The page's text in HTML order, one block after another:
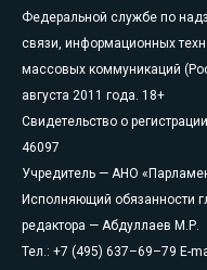
Федеральной службе по
связи, информационных
массовых коммуникаций
августа 2011 года. 18+
Свидетельство о
46097
Учредитель — АНО
Исполняющий обязанности
редактора — Абдуллаев М.Р.
Тел.: +7 (495) 637–69–79 E-